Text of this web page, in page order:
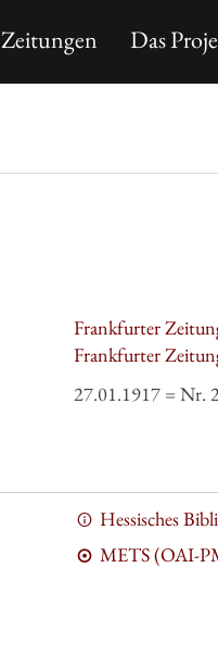
Zeitungen Das
Frankfurter
Frankfurter
27.01.1917 = Nr.
Hessisches
METS (OAI-